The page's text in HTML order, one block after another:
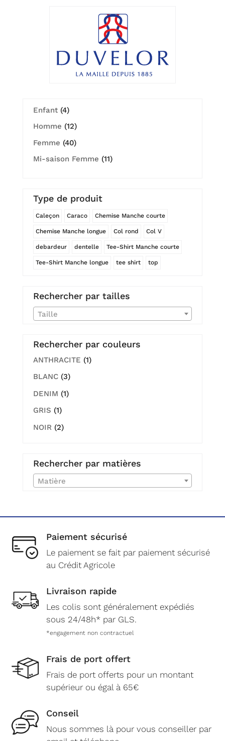
Enfant 44
produits
Homme 1212
produits
Femme 4040
produits
Mi-saison Femme 1111
Type de produit
Caleçon Caraco Chemise Manche courte
Chemise Manche longue Col rond Col V
debardeur dentelle Tee-Shirt Manche courte
Tee-Shirt Manche longue tee shirt top
Rechercher par tailles
Taille
Rechercher par couleurs
ANTHRACITE (1)
BLANC (3)
DENIM (1)
GRIS (1)
NOIR (2)
Rechercher par matières
Matière
Paiement sécurisé
Le paiement se fait par paiement sécurisé
au Crédit Agricole
Livraison rapide
Les colis sont généralement expédiés
sous 24/48h* par GLS.
*engagement non contractuel
Frais de port offert
Frais de port offerts pour un montant
supérieur ou égal à 65€
Conseil
Nous sommes là pour vous conseiller par